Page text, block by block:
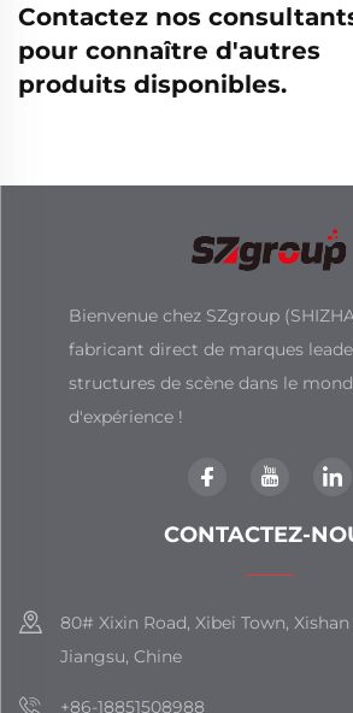
Contactez nos
pour connaître d'autres
produits disponibles.
Bienvenue chez SZgroup
fabricant direct de marques
structures de scène dans le
d'expérience !
CONTACTEZ-
80# Xixin Road, Xibei Town,
Jiangsu, Chine
+86-18851508988